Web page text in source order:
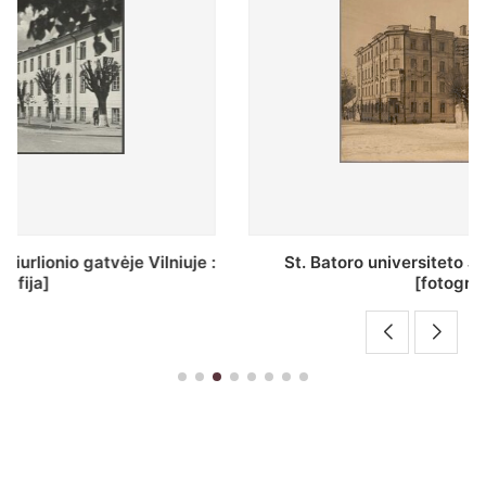
St. Batoro universiteto J. Pilsudskio kolegija :